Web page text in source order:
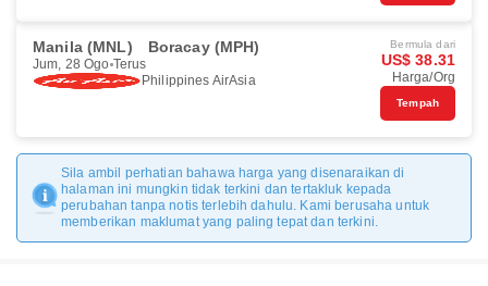
Manila (MNL) Boracay (MPH)
Jum, 28 Ogo Terus
Philippines AirAsia
Bermula dari
US$ 38.31
Harga/Org
Tempah
Sila ambil perhatian bahawa harga yang disenaraikan di
halaman ini mungkin tidak terkini dan tertakluk kepada
perubahan tanpa notis terlebih dahulu. Kami berusaha untuk
memberikan maklumat yang paling tepat dan terkini.